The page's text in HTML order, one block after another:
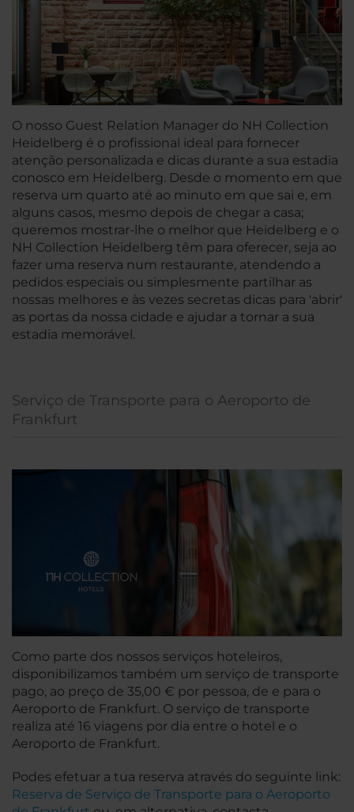
O nosso Guest Relation Manager do NH Collection
Heidelberg é o profissional ideal para fornecer
atenção personalizada e dicas durante a sua estadia
conosco em Heidelberg. Desde o momento em que
reserva um quarto até ao minuto em que sai e, em
alguns casos, mesmo depois de chegar a casa;
queremos mostrar-lhe o melhor que Heidelberg e o
NH Collection Heidelberg têm para oferecer, seja ao
fazer uma reserva num restaurante, atendendo a
pedidos especiais ou simplesmente partilhar as
nossas melhores e às vezes secretas dicas para 'abrir'
as portas da nossa cidade e ajudar a tornar a sua
estadia memorável.
Serviço de Transporte para o Aeroporto de
Frankfurt
Como parte dos nossos serviços hoteleiros,
disponibilizamos também um serviço de transporte
pago, ao preço de 35,00 € por pessoa, de e para o
Aeroporto de Frankfurt. O serviço de transporte
realiza até 16 viagens por dia entre o hotel e o
Aeroporto de Frankfurt.
Podes efetuar a tua reserva através do seguinte link:
Reserva de Serviço de Transporte para o Aeroporto